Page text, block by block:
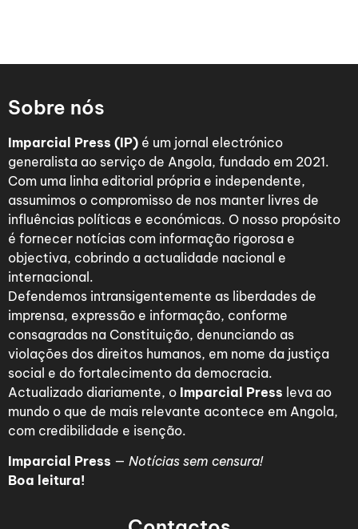
Sobre nós
Imparcial Press (IP) é um jornal electrónico
generalista ao serviço de Angola, fundado em 2021.
Com uma linha editorial própria e independente,
assumimos o compromisso de nos manter livres de
influências políticas e económicas. O nosso propósito
é fornecer notícias com informação rigorosa e
objectiva, cobrindo a actualidade nacional e
internacional.
Defendemos intransigentemente as liberdades de
imprensa, expressão e informação, conforme
consagradas na Constituição, denunciando as
violações dos direitos humanos, em nome da justiça
social e do fortalecimento da democracia.
Actualizado diariamente, o Imparcial Press leva ao
mundo o que de mais relevante acontece em Angola,
com credibilidade e isenção.
Imparcial Press — Notícias sem censura!
Boa leitura!